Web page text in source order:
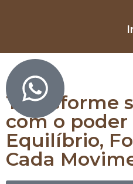
Equilibre corpo e mente
Transforme
com o poder
Equilíbrio,
Cada